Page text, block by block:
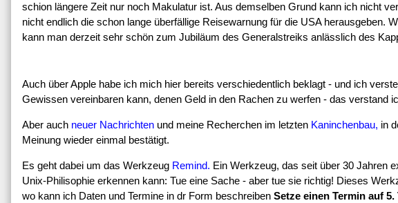
schion längere Zeit nur noch Makulatur ist. Aus demselben Grund kann ich nicht
nicht endlich die schon lange überfällige Reisewarnung für die USA herausgeben.
kann man derzeit sehr schön zum Jubiläum des Generalstreiks anlässlich des
Auch über Apple habe ich mich hier bereits verschiedentlich beklagt - und ich
Gewissen vereinbaren kann, denen Geld in den Rachen zu werfen - das verstand
Aber auch neuer Nachrichten und meine Recherchen im letzten Kaninchenbau, in
Meinung wieder einmal bestätigt.
Es geht dabei um das Werkzeug Remind. Ein Werkzeug, das seit über 30 Jahren
Unix-Philisophie erkennen kann: Tue eine Sache - aber tue sie richtig! Dieses
wo kann ich Daten und Termine in dr Form beschreiben Setze einen Termin auf